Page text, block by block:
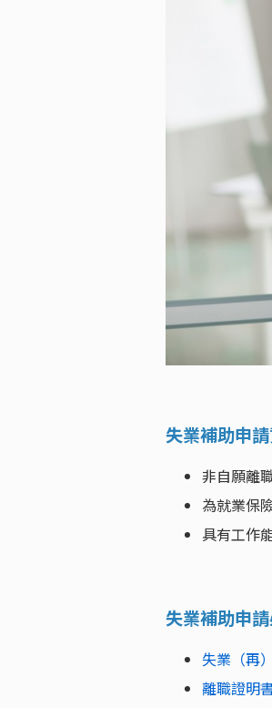
失業補助申請
非自願離
為就業保
具有工作
失業補助申
失業（再
離職證明